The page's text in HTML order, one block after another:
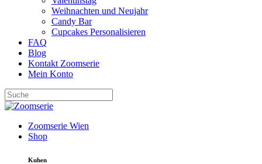
Weihnachten und Neujahr
Candy Bar
Cupcakes Personalisieren
FAQ
Blog
Kontakt Zoomserie
Mein Konto
Zoomserie Wien
Shop
Kuhen